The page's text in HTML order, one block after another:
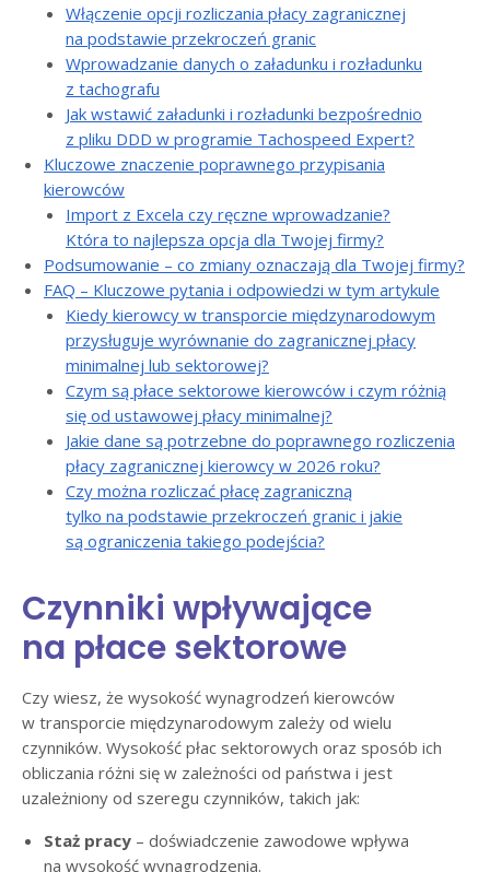
Włączenie opcji rozliczania płacy zagranicznej
na podstawie przekroczeń granic
Wprowadzanie danych o załadunku i rozładunku
z tachografu
Jak wstawić załadunki i rozładunki bezpośrednio
z pliku DDD w programie Tachospeed Expert?
Kluczowe znaczenie poprawnego przypisania
kierowców
Import z Excela czy ręczne wprowadzanie?
Która to najlepsza opcja dla Twojej firmy?
Podsumowanie – co zmiany oznaczają dla Twojej firmy?
FAQ – Kluczowe pytania i odpowiedzi w tym artykule
Kiedy kierowcy w transporcie międzynarodowym
przysługuje wyrównanie do zagranicznej płacy
minimalnej lub sektorowej?
Czym są płace sektorowe kierowców i czym różnią
się od ustawowej płacy minimalnej?
Jakie dane są potrzebne do poprawnego rozliczenia
płacy zagranicznej kierowcy w 2026 roku?
Czy można rozliczać płacę zagraniczną
tylko na podstawie przekroczeń granic i jakie
są ograniczenia takiego podejścia?
Czynniki wpływające
na płace sektorowe
Czy wiesz, że wysokość wynagrodzeń kierowców
w transporcie międzynarodowym zależy od wielu
czynników. Wysokość płac sektorowych oraz sposób ich
obliczania różni się w zależności od państwa i jest
uzależniony od szeregu czynników, takich jak:
Staż pracy – doświadczenie zawodowe wpływa
na wysokość wynagrodzenia.